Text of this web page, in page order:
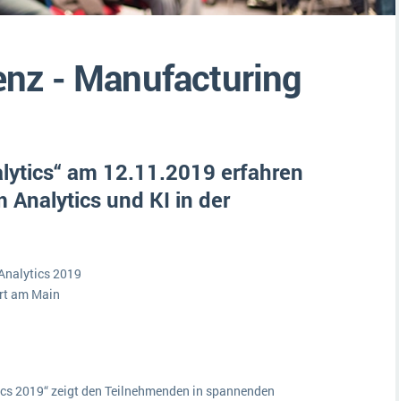
Funktionalitäten
Kosten
Medien
Produktion
Vermietung
MEHR ÜBER ERP-SOFTWARE
- Manufacturing
am 12.11.2019 erfahren
Analytics und KI in der
2019
am Main
2019“ zeigt den Teilnehmenden in spannenden